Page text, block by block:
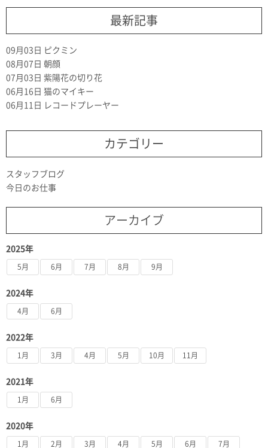
最新記事
09月03日
ピクミン
08月07日 朝顔
07月03日 紫陽花の切り花
06月16日 猫のマイキー
06月11日
レコードプレーヤー
カテゴリー
スタッフブログ
今日のお仕事
アーカイブ
2025年
5月 6月 7月 8月 9月
2024年
4月 6月
2022年
1月 3月 4月 5月 10月 11月
2021年
1月 6月
2020年
1月 2月 3月 4月 5月 6月 7月